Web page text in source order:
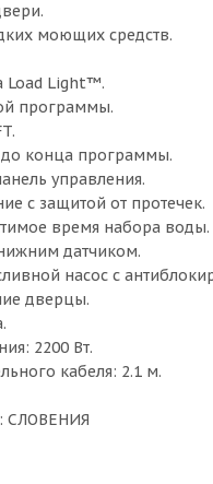
моющих средств.
Load Light™.
программы.
конца программы.
управления.
с защитой от протечек.
время набора воды.
датчиком.
насос с
дверцы.
2200 Вт.
кабеля: 2.1 м.
СЛОВЕНИЯ